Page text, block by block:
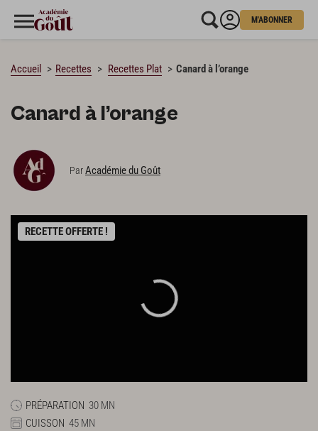
M'ABONNER
Accueil Recettes Recettes Plat Canard à l’orange
Canard à l’orange
ParAcadémie du Goût
RECETTE OFFERTE !
PRÉPARATION 30 MN
CUISSON 45 MN
CHARGEMENT…